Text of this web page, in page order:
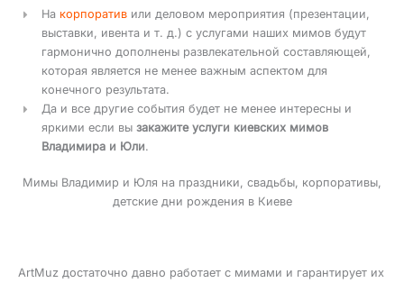
На корпоративили деловом мероприятия (презентации,
выставки, ивента и т. д.) с услугами наших мимов будут
гармонично дополнены развлекательной составляющей,
которая является не менее важным аспектом для
конечного результата.
Да и все другие события будет не менее интересны и
яркими если вы закажите услуги киевских мимов
Владимира и Юли.
Мимы Владимир и Юля на праздники, свадьбы, корпоративы,
детские дни рождения в Киеве
ArtMuz достаточно давно работает с мимами и гарантирует их